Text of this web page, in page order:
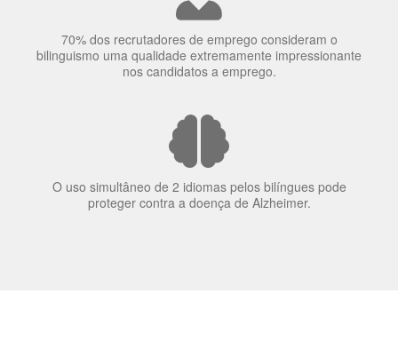
70% dos recrutadores de emprego consideram o
bilinguismo uma qualidade extremamente impressionante
nos candidatos a emprego.
O uso simultâneo de 2 idiomas pelos bilíngues pode
proteger contra a doença de Alzheimer.